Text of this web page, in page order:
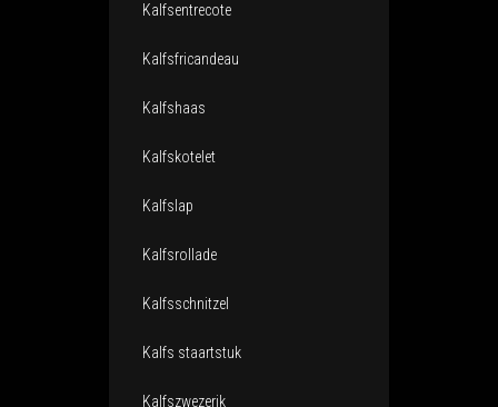
Kalfsentrecote
Kalfsfricandeau
Kalfshaas
Kalfskotelet
Kalfslap
Kalfsrollade
Kalfsschnitzel
Kalfs staartstuk
Kalfszwezerik